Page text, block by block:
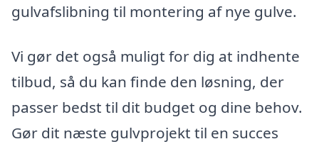
gulvafslibning til montering af nye gulve.
Vi gør det også muligt for dig at indhente
tilbud, så du kan finde den løsning, der
passer bedst til dit budget og dine behov.
Gør dit næste gulvprojekt til en succes